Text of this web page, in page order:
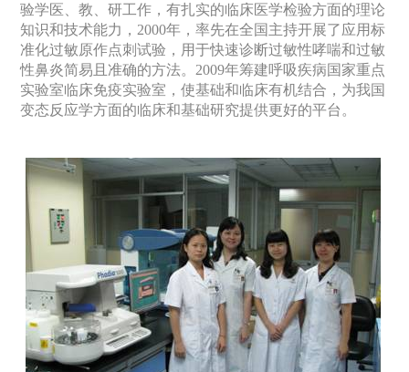
验学医、教、研工作，有扎实的临床医学检验方面的理论
知识和技术能力， 2000年，率先在全国主持开展了应用标
准化过敏原作点刺试验，用于快速诊断过敏性哮喘和过敏
性鼻炎简易且准确的方法。 2009年筹建呼吸疾病国家重点
实验室临床免疫实验室，使基础和临床有机结合，为我国
变态反应学方面的临床和基础研究提供更好的平台。